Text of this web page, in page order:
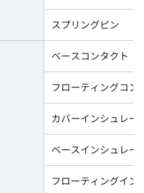
スプリングピン
ベースコンタクト
フローティングコン
カバーインシュレー
ベースインシュレー
フローティングイン